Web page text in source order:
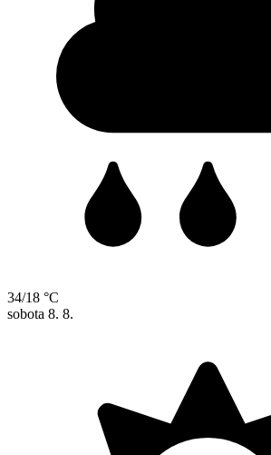
34/18 °C
sobota 8. 8.